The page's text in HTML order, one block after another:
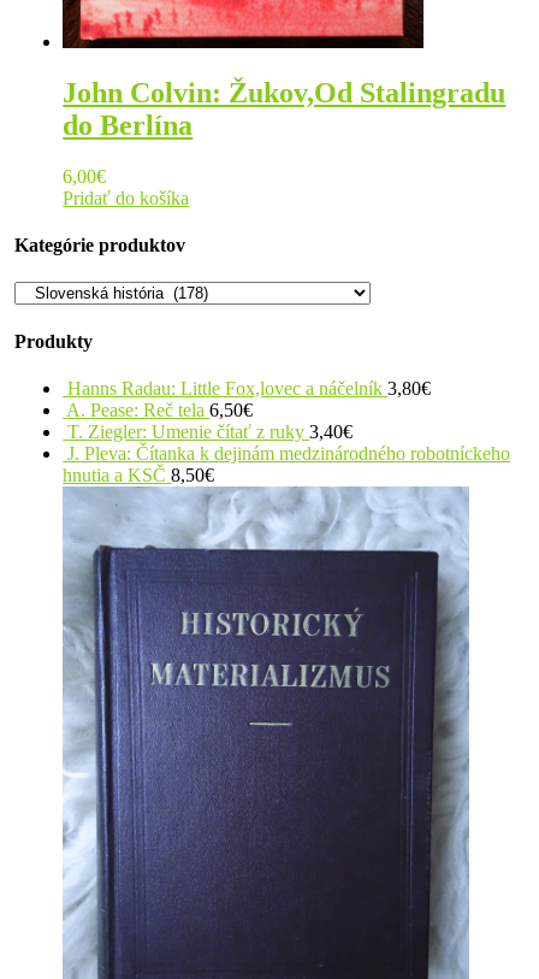
John Colvin: Žukov,Od Stalingradu
do Berlína
6,00€
Pridať do košíka
Kategórie produktov
Produkty
Hanns Radau: Little Fox,lovec a náčelník 3,80€
A. Pease: Reč tela 6,50€
T. Ziegler: Umenie čítať z ruky 3,40€
J. Pleva: Čítanka k dejinám medzinárodného robotníckeho
hnutia a KSČ 8,50€